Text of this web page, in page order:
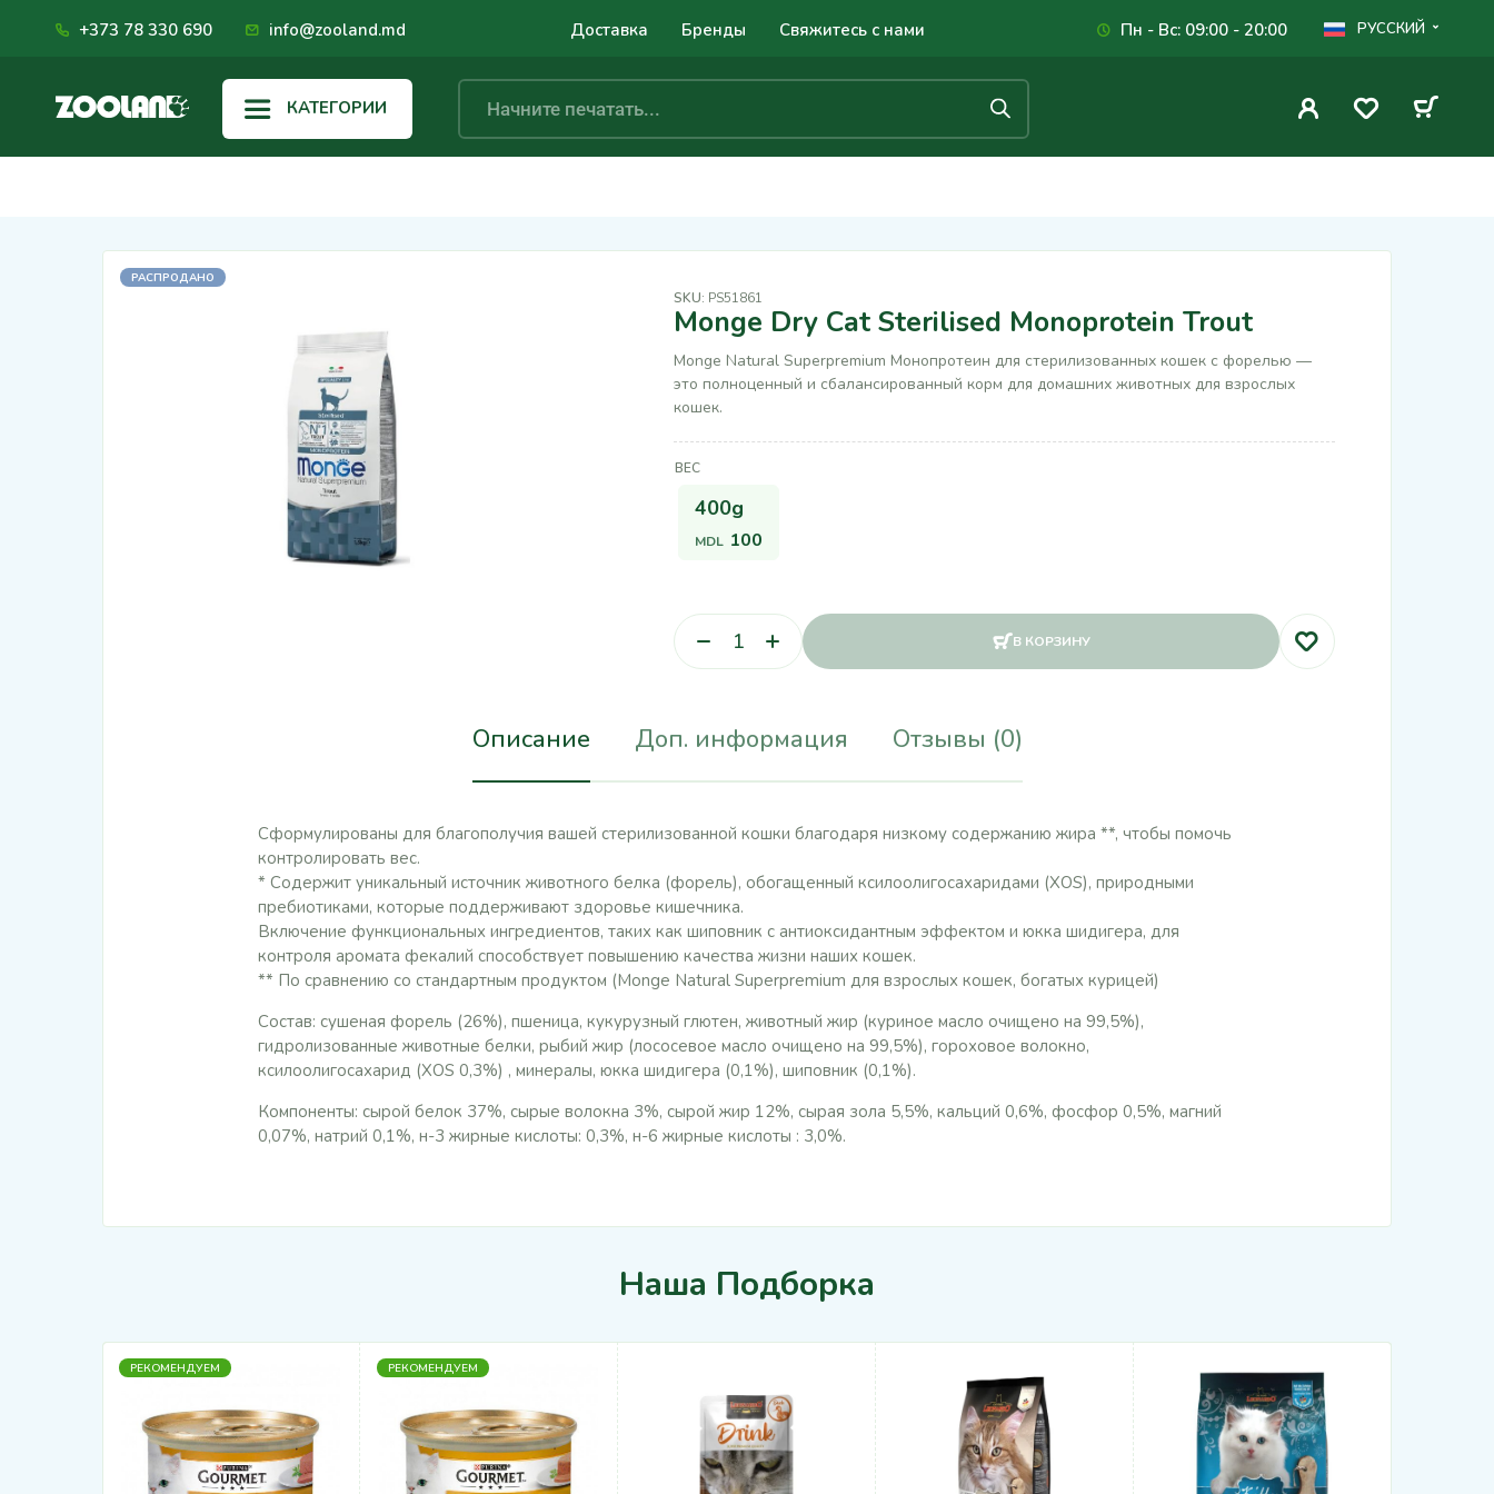
+373 78 330 690 info@zooland.md Доставка Бренды Свяжитесь с нами Пн - Вс: 09:00 - 20:00 РУССКИЙ
КАТЕГОРИИ
РАСПРОДАНО
SKU: PS51861
Monge Dry Cat Sterilised Monoprotein Trout
Monge Natural Superpremium Монопротеин для стерилизованных кошек с форелью —
это полноценный и сбалансированный корм для домашних животных для взрослых
кошек.
ВЕС
400g
MDL 100
В КОРЗИНУ
Описание Доп. информация Отзывы (0)
Сформулированы для благополучия вашей стерилизованной кошки благодаря низкому содержанию жира **, чтобы помочь
контролировать вес.
* Содержит уникальный источник животного белка (форель), обогащенный ксилоолигосахаридами (XOS), природными
пребиотиками, которые поддерживают здоровье кишечника.
Включение функциональных ингредиентов, таких как шиповник с антиоксидантным эффектом и юкка шидигера, для
контроля аромата фекалий способствует повышению качества жизни наших кошек.
** По сравнению со стандартным продуктом (Monge Natural Superpremium для взрослых кошек, богатых курицей)
Состав: сушеная форель (26%), пшеница, кукурузный глютен, животный жир (куриное масло очищено на 99,5%),
гидролизованные животные белки, рыбий жир (лососевое масло очищено на 99,5%), гороховое волокно,
ксилоолигосахарид (XOS 0,3%) , минералы, юкка шидигера (0,1%), шиповник (0,1%).
Компоненты: сырой белок 37%, сырые волокна 3%, сырой жир 12%, сырая зола 5,5%, кальций 0,6%, фосфор 0,5%, магний
0,07%, натрий 0,1%, н-3 жирные кислоты: 0,3%, н-6 жирные кислоты : 3,0%.
Наша Подборка
РЕКОМЕНДУЕМ РЕКОМЕНДУЕМ